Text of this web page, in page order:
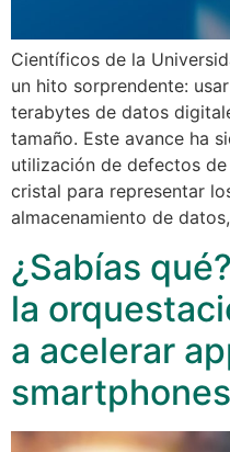
Científicos de la
un hito sorprendente:
terabytes de datos
tamaño. Este avance ha
utilización de defectos
cristal para representar
almacenamiento de
¿Sabías
la
a acelerar
smartphones